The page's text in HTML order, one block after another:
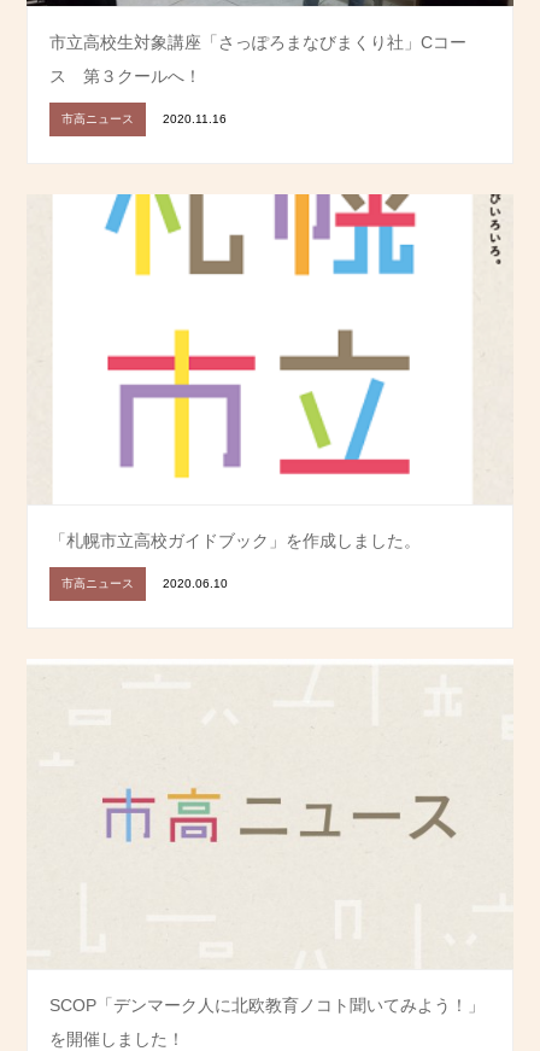
市立高校生対象講座「さっぽろまなびまくり社」Cコー
ス 第３クールへ！
市高ニュース 2020.11.16
「札幌市立高校ガイドブック」を作成しました。
市高ニュース 2020.06.10
SCOP「デンマーク人に北欧教育ノコト聞いてみよう！」
を開催しました！